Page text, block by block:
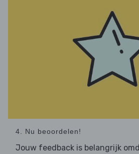
4. Nu beoordelen!
Jouw feedback is belangrijk